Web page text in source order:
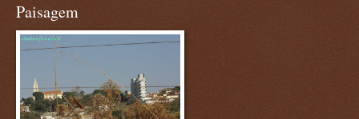
Paisagem